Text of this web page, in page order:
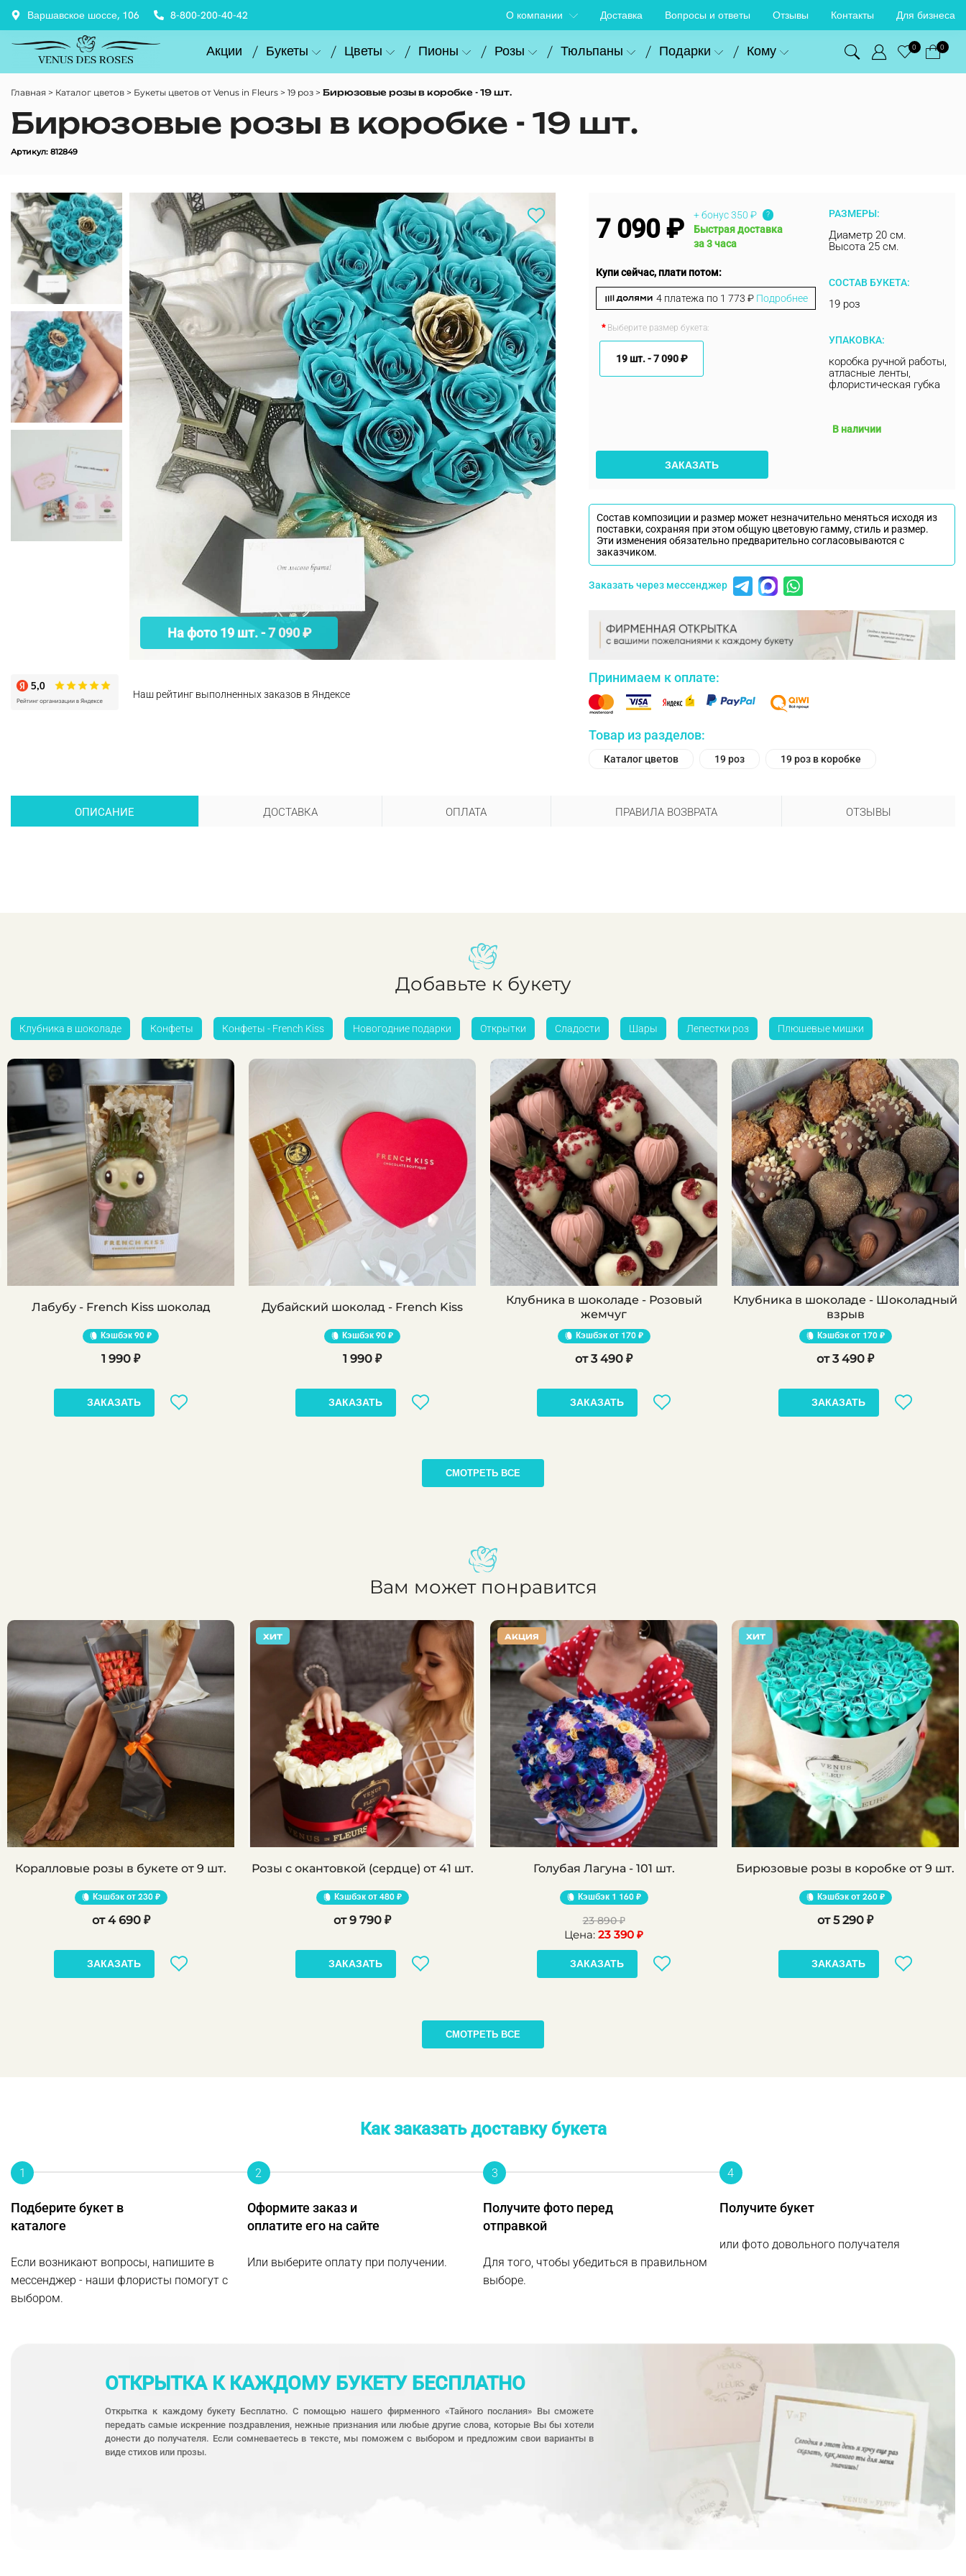
Варшавское шоссе, 106 8-800-200-40-42 О компании Доставка Вопросы и ответы Отзывы Контакты Для бизнеса
Акции Букеты Цветы Пионы Розы Тюльпаны Подарки Кому 0 0
Главная Каталог цветов Букеты цветов от Venus in Fleurs 19 роз Бирюзовые розы в коробке - 19 шт.
Бирюзовые розы в коробке - 19 шт.
Артикул: 812849
На фото 19 шт. - 7 090 ₽ На фото 19 шт. - 7 090 ₽
Наш рейтинг выполненных заказов в Яндексе
7 090 ₽ + бонус350 ₽ ?
Быстрая доставка
за 3 часа
Купи сейчас, плати потом:
4 платежа по 1 773 ₽ Подробнее
Выберите размер букета:
19 шт. -7 090 ₽
РАЗМЕРЫ:
Диаметр 20 см.
Высота 25 см.
СОСТАВ БУКЕТА:
19 роз
УПАКОВКА:
коробка ручной работы,
атласные ленты,
флористическая губка
В наличии
ЗАКАЗАТЬ
Состав композиции и размер может незначительно меняться исходя из
поставки, сохраняя при этом общую цветовую гамму, стиль и размер.
Эти изменения обязательно предварительно согласовываются с
заказчиком.
Заказать через мессенджер
Принимаем к оплате:
Товар из разделов:
Каталог цветов 19 роз 19 роз в коробке
ОПИСАНИЕ ДОСТАВКА ОПЛАТА ПРАВИЛА ВОЗВРАТА ОТЗЫВЫ
Добавьте к букету
Клубника в шоколаде Конфеты Конфеты - French Kiss Новогодние подарки Открытки Сладости Шары Лепестки роз Плюшевые мишки
Лабубу - French Kiss шоколад
Кэшбэк90 ₽
1 990 ₽
ЗАКАЗАТЬ
Дубайский шоколад - French Kiss
Кэшбэк90 ₽
1 990 ₽
ЗАКАЗАТЬ
Клубника в шоколаде - Розовый
жемчуг
Кэшбэк 170 ₽
3 490 ₽
ЗАКАЗАТЬ
Клубника в шоколаде - Шоколадный
взрыв
Кэшбэк 170 ₽
3 490 ₽
ЗАКАЗАТЬ
СМОТРЕТЬ ВСЕ
Вам может понравится
Коралловые розы в букете от 9 шт.
Кэшбэк 230 ₽
4 690 ₽
ЗАКАЗАТЬ
ХИТ
Розы с окантовкой (сердце) от 41 шт.
Кэшбэк 480 ₽
9 790 ₽
ЗАКАЗАТЬ
АКЦИЯ
Голубая Лагуна - 101 шт.
Кэшбэк 1 160 ₽
23 890 ₽
Цена: 23 390 ₽
ЗАКАЗАТЬ
ХИТ
Бирюзовые розы в коробке от 9 шт.
Кэшбэк 260 ₽
5 290 ₽
ЗАКАЗАТЬ
СМОТРЕТЬ ВСЕ
Как заказать доставку букета
1
Подберите букет в
каталоге
Если возникают вопросы, напишите в
мессенджер - наши флористы помогут с
выбором.
2
Оформите заказ и
оплатите его на сайте
Или выберите оплату при получении.
3
Получите фото перед
отправкой
Для того, чтобы убедиться в правильном
выборе.
4
Получите букет
или фото довольного получателя
ОТКРЫТКА К КАЖДОМУ БУКЕТУ БЕСПЛАТНО
Открытка к каждому букету Бесплатно. С помощью нашего фирменного «Тайного послания» Вы сможете
передать самые искренние поздравления, нежные признания или любые другие слова, которые Вы бы хотели
донести до получателя. Если сомневаетесь в тексте, мы поможем с выбором и предложим свои варианты в
виде стихов или прозы.